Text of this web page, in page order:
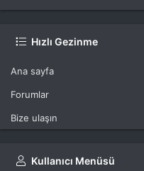
Hızlı Gezinme
Ana sayfa
Forumlar
Bize ulaşın
Kullanıcı Menüsü